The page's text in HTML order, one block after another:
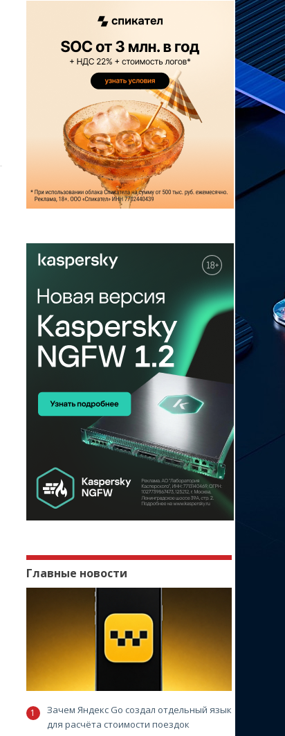
Главные новости
Зачем Яндекс Go создал отдельный язык
для расчёта стоимости поездок